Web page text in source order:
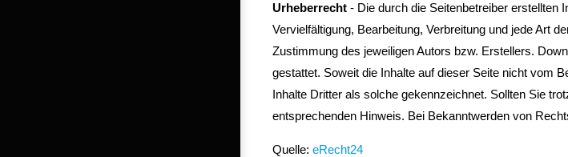
Urheberrecht - Die durch die Seitenbetreiber erstellten
Vervielfältigung, Bearbeitung, Verbreitung und jede Art
Zustimmung des jeweiligen Autors bzw. Erstellers.
gestattet. Soweit die Inhalte auf dieser Seite nicht vom
Inhalte Dritter als solche gekennzeichnet. Sollten Sie
entsprechenden Hinweis. Bei Bekanntwerden von
Quelle: eRecht24